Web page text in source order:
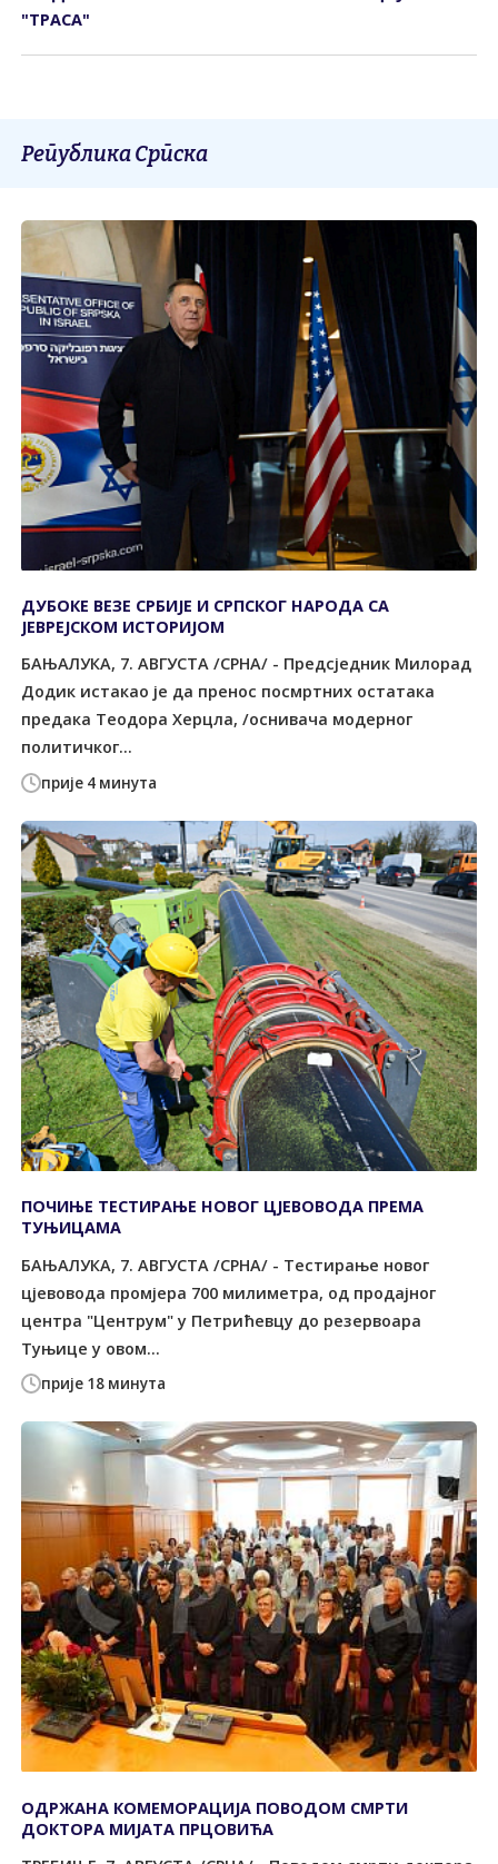
"ТРАСА"
Република Српска
прије 4 минута
ДУБОКЕ ВЕЗЕ СРБИЈЕ И СРПСКОГ НАРОДА СА
ЈЕВРЕЈСКОМ ИСТОРИЈОМ
БАЊАЛУКА, 7. АВГУСТА /СРНА/ - Предсједник Милорад
Додик истакао је да пренос посмртних остатака
предака Теодора Херцла, /оснивача модерног
политичког...
прије 18 минута
ПОЧИЊЕ ТЕСТИРАЊЕ НОВОГ ЦЈЕВОВОДА ПРЕМА
ТУЊИЦАМА
БАЊАЛУКА, 7. АВГУСТА /СРНА/ - Тестирање новог
цјевовода промјера 700 милиметра, од продајног
центра "Центрум" у Петрићевцу до резервоара
Туњице у овом...
ОДРЖАНА КОМЕМОРАЦИЈА ПОВОДОМ СМРТИ
ДОКТОРА МИЈАТА ПРЦОВИЋА